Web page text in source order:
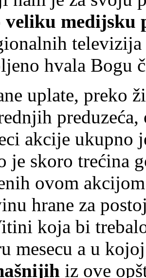
veliku medijsku
hvala Bogu
uplate, preko
akcije
je skoro trećina
ovom
hrane za
koja bi
mesecu a u
iz ove